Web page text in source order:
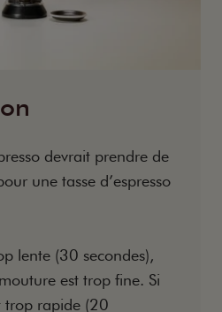
devrait prendre de
une tasse d’espresso
lente (30 secondes),
est trop fine. Si
trop rapide (20